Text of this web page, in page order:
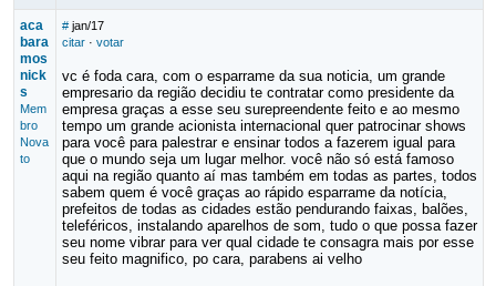
aca
bara
mos
nick
s
Mem
bro
Nova
to
# jan/17
citar· votar
vc é foda cara, com o esparrame da sua noticia, um grande
empresario da região decidiu te contratar como presidente da
empresa graças a esse seu surepreendente feito e ao mesmo
tempo um grande acionista internacional quer patrocinar shows
para você para palestrar e ensinar todos a fazerem igual para
que o mundo seja um lugar melhor. você não só está famoso
aqui na região quanto aí mas também em todas as partes, todos
sabem quem é você graças ao rápido esparrame da notícia,
prefeitos de todas as cidades estão pendurando faixas, balões,
teleféricos, instalando aparelhos de som, tudo o que possa fazer
seu nome vibrar para ver qual cidade te consagra mais por esse
seu feito magnifico, po cara, parabens ai velho